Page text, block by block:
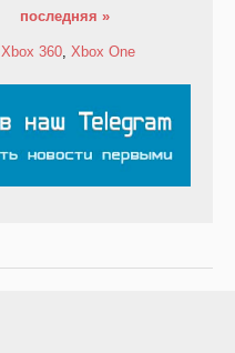
последняя »
Xbox 360, Xbox One